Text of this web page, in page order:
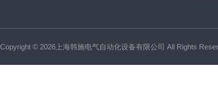
Copyright © 2026上海韩施电气自动化设备有限公司 All Rights